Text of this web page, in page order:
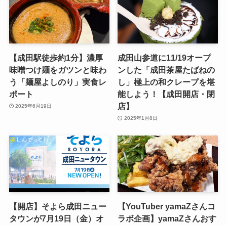
【成田駅徒歩約1分】濃厚
味噌つけ麺をガツンと味わ
う「麺屋よしのり」実食レ
ポート
2025年6月19日
成田山参道に11/19オープ
ンした「成田茶屋たばねの
し」極上の和クレープを堪
能しよう！【成田開店・閉
店】
2025年1月8日
【開店】そよら成田ニュー
タウンが7月19日（金）オ
【YouTuber yamaZさんコ
ラボ企画】yamaZさんおす